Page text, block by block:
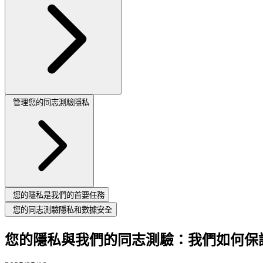
管理您的同志測驗隱私
您的隱私是我們的首要任務
您的同志測驗隱私和數據安全
您的隱私與我們的同志測驗：我們如何保